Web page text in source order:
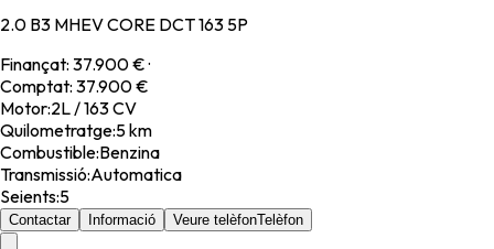
2.0 B3 MHEV CORE DCT 163 5P
Finançat: 37.900 €·
Comptat: 37.900 €
Motor:2L / 163 CV
Quilometratge:5 km
Combustible:Benzina
Transmissió:Automatica
Seients:5
Contactar Informació Veure telèfonTelèfon